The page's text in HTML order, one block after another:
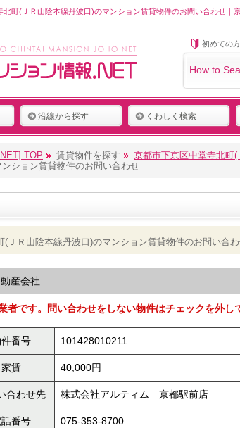
町(ＪＲ山陰本線丹波口)のマンション賃貸物件のお問い合わせ｜
初めての
How to
沿線から探す くわしく検索
TOP 賃貸物件を探す 京都市下京区中堂寺北町
ション賃貸物件のお問い合わせ
(ＪＲ山陰本線丹波口)のマンション賃貸物件のお問い合
産会社
者です。問い合わせをしない物件はチェックを外し
番号 101428010211
家賃 40,000円
合わせ先 株式会社アルティム 京都駅前店
話番号 075-353-8700